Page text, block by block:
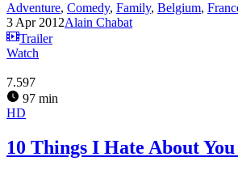
Adventure, Comedy, Family, Belgium,
3 Apr 2012Alain Chabat
Trailer
Watch
7.597
97 min
HD
10 Things I Hate About You